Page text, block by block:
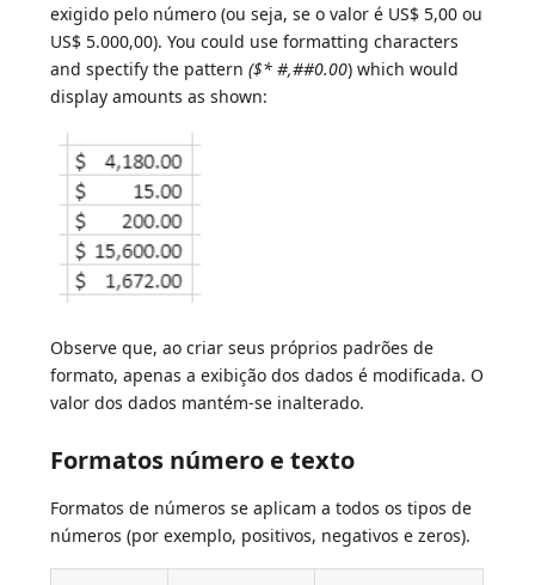
exigido pelo número (ou seja, se o valor é US$ 5,00 ou
US$ 5.000,00). You could use formatting characters
and spectify the pattern($* #,##0.00) which would
display amounts as shown:
Observe que, ao criar seus próprios padrões de
formato, apenas a exibição dos dados é modificada. O
valor dos dados mantém-se inalterado.
Formatos número e texto
Formatos de números se aplicam a todos os tipos de
números (por exemplo, positivos, negativos e zeros).